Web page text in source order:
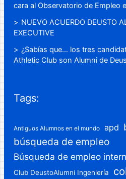
cara al Observatorio de Empleo
NUEVO ACUERDO DEUSTO
EXECUTIVE
¿Sabías que… los tres
Athletic Club son Alumni de
Tags:
Antiguos Alumnos en el mundo apd
búsqueda de empleo
Búsqueda de empleo
Club DeustoAlumni Ingeniería